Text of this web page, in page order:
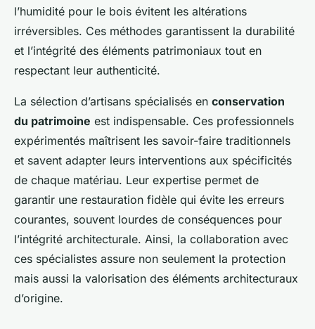
l’humidité pour le bois évitent les altérations
irréversibles. Ces méthodes garantissent la durabilité
et l’intégrité des éléments patrimoniaux tout en
respectant leur authenticité.
La sélection d’artisans spécialisés en conservation
du patrimoine est indispensable. Ces professionnels
expérimentés maîtrisent les savoir-faire traditionnels
et savent adapter leurs interventions aux spécificités
de chaque matériau. Leur expertise permet de
garantir une restauration fidèle qui évite les erreurs
courantes, souvent lourdes de conséquences pour
l’intégrité architecturale. Ainsi, la collaboration avec
ces spécialistes assure non seulement la protection
mais aussi la valorisation des éléments architecturaux
d’origine.